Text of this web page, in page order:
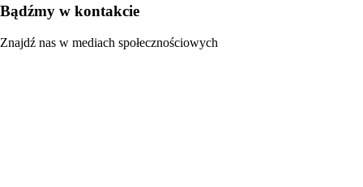
Bądźmy w kontakcie
Znajdź nas w mediach społecznościowych